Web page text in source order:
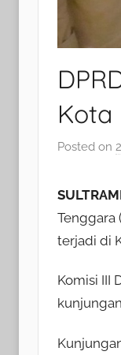
Kota
Posted on
Tenggara
terjadi di
Komisi III